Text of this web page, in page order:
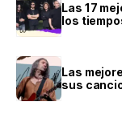
Las 17
los
Las
sus